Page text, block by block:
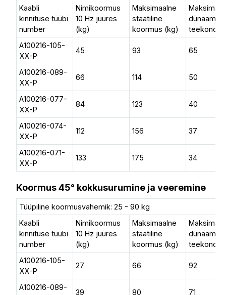
Kaabli
kinnituse tüübi
number
Nimikoormus
10 Hz juures
(kg)
Maksimaalne
staatiline
koormus (kg)
teekond
A100216-105-
XX-P
45 93 65
A100216-089-
XX-P
66 114 50
A100216-077-
XX-P
84 123 40
A100216-074-
XX-P
112 156 37
A100216-071-
XX-P
133 175 34
Koormus 45° kokkusurumine ja veeremine
Tüüpiline koormusvahemik: 25 - 90 kg
Kaabli
kinnituse tüübi
number
Nimikoormus
10 Hz juures
(kg)
Maksimaalne
staatiline
koormus (kg)
teekond
A100216-105-
XX-P
27 66 92
A100216-089-
39 80 71